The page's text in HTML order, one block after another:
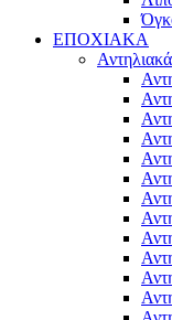
ΕΠΟΧΙΑΚΑ
Αντηλιακά